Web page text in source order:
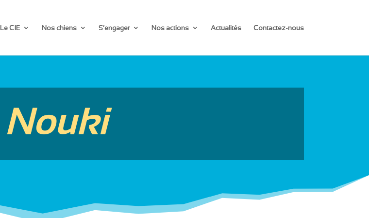
Le CIE Nos chiens S’engager Nos actions Actualités Contactez-nous
Nouki